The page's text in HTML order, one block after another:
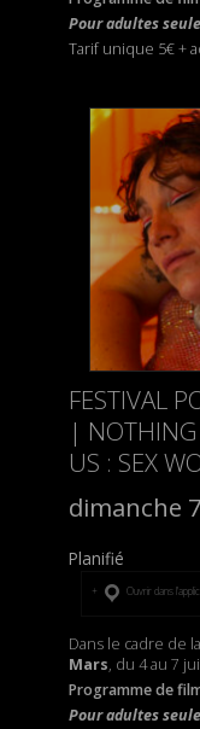
Pour adultes
Tarif unique 5€+
FESTIVAL
|
US : SEX
dimanche
Planifié
Ouvrir dans
Dans le cadre de
Mars, du 4 au 7
Programme de
Pour adultes